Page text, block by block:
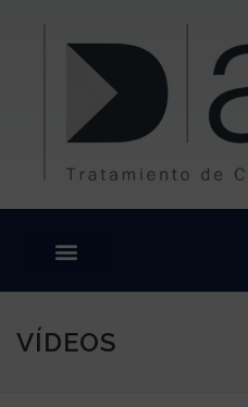
VÍDEOS